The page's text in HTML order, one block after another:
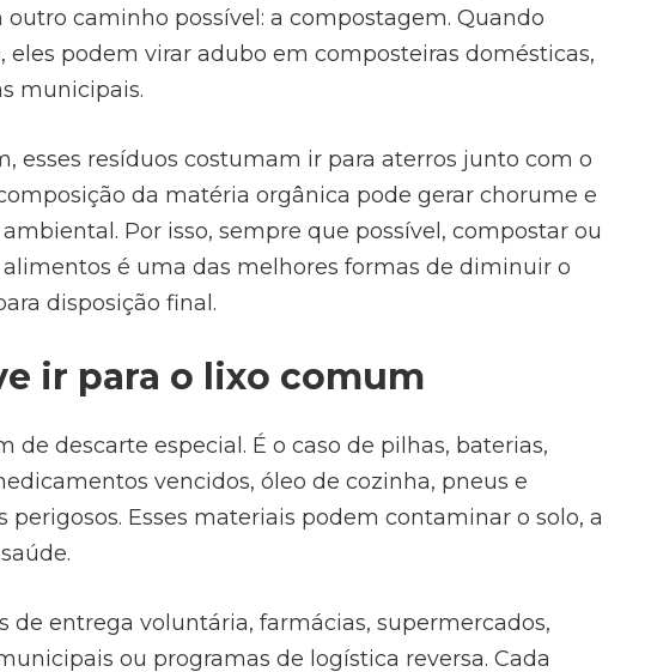
caminho possível: a compostagem. Quando
eles podem virar adubo em composteiras domésticas,
municipais.
esses resíduos costumam ir para aterros junto com o
da matéria orgânica pode gerar chorume e
Por isso, sempre que possível, compostar ou
é uma das melhores formas de diminuir o
disposição final.
ir para o lixo comum
de descarte especial. É o caso de pilhas, baterias,
vencidos, óleo de cozinha, pneus e
Esses materiais podem contaminar o solo, a
de entrega voluntária, farmácias, supermercados,
ou programas de logística reversa. Cada